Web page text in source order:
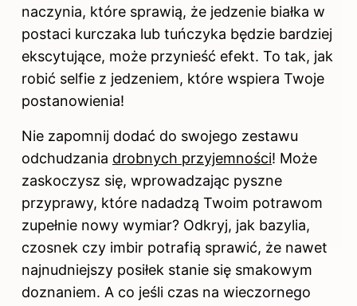
naczynia, które sprawią, że jedzenie białka w
postaci kurczaka lub tuńczyka będzie bardziej
ekscytujące, może przynieść efekt. To tak, jak
robić selfie z jedzeniem, które wspiera Twoje
postanowienia!
Nie zapomnij dodać do swojego zestawu
odchudzania drobnych przyjemności! Może
zaskoczysz się, wprowadzając pyszne
przyprawy, które nadadzą Twoim potrawom
zupełnie nowy wymiar? Odkryj, jak bazylia,
czosnek czy imbir potrafią sprawić, że nawet
najnudniejszy posiłek stanie się smakowym
doznaniem. A co jeśli czas na wieczornego